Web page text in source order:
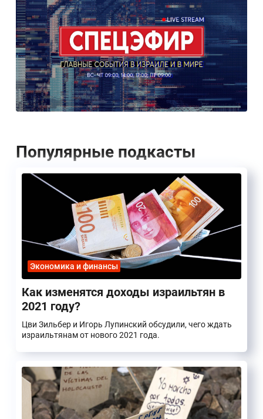
Популярные подкасты
Экономика и финансы
Как изменятся доходы израильтян в
2021 году?
Цви Зильбер и Игорь Лупинский обсудили, чего ждать
израильтянам от нового 2021 года.